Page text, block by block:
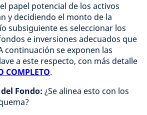
papel potencial de los activos
y decidiendo el monto de la
subsiguiente es seleccionar los
e inversiones adecuados que
continuación se exponen las
a este respecto, con más detalle
COMPLETO.
Fondo: ¿Se alinea esto con los